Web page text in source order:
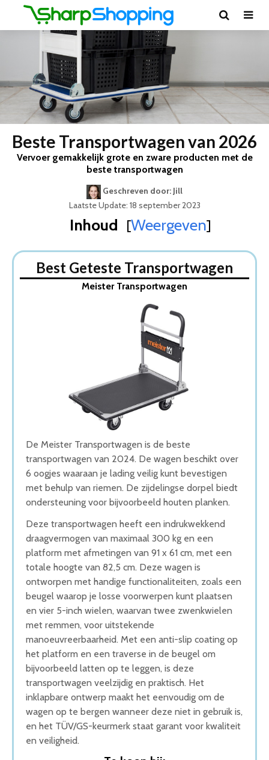
Beste Transportwagen van 2026
Vervoer gemakkelijk grote en zware producten met de
beste transportwagen
Geschreven door: Jill
Laatste Update: 18 september 2023
Inhoud [Weergeven]
1. Meister Transportwagen
2. Toolland Transportwagen
4. Hofftech plateauwagen
Wat is de beste Transportwagen van 2026
1. Beste Transportwagen van 2026
2. Goede Prijs-Kwaliteit Transportwagen
3. Goede Budget Transportwagen
4. Beste Budget Transportwagen van 2026
5. Fijnste Transportwagen van 2026
Best Geteste Transportwagen
Meister Transportwagen
De Meister Transportwagen is de beste
transportwagen van 2024. De wagen beschikt over
6 oogjes waaraan je lading veilig kunt bevestigen
met behulp van riemen. De zijdelingse dorpel biedt
ondersteuning voor bijvoorbeeld houten planken.
Deze transportwagen heeft een indrukwekkend
draagvermogen van maximaal 300 kg en een
platform met afmetingen van 91 x 61 cm, met een
totale hoogte van 82,5 cm. Deze wagen is
ontworpen met handige functionaliteiten, zoals een
beugel waarop je losse voorwerpen kunt plaatsen
en vier 5-inch wielen, waarvan twee zwenkwielen
met remmen, voor uitstekende
manoeuvreerbaarheid. Met een anti-slip coating op
het platform en een traverse in de beugel om
bijvoorbeeld latten op te leggen, is deze
transportwagen veelzijdig en praktisch. Het
inklapbare ontwerp maakt het eenvoudig om de
wagen op te bergen wanneer deze niet in gebruik is,
en het TÜV/GS-keurmerk staat garant voor kwaliteit
en veiligheid.